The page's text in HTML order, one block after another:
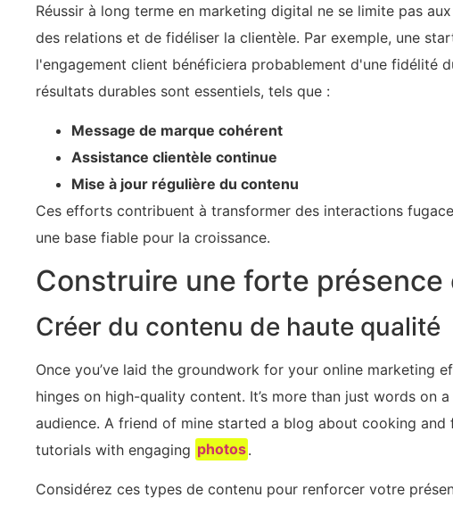
Réussir à long terme en marketing digital ne se limite pas
des relations et de fidéliser la clientèle. Par exemple, une
l'engagement client bénéficiera probablement d'une fidélité
résultats durables sont essentiels, tels que :
Message de marque cohérent
Assistance clientèle continue
Mise à jour régulière du contenu
Ces efforts contribuent à transformer des interactions
une base fiable pour la croissance.
Construire une forte présence
Créer du contenu de haute qualité
Once you’ve laid the groundwork for your online marketing
hinges on high-quality content. It’s more than just words on
audience. A friend of mine started a blog about cooking
tutorials with engaging photos.
Considérez ces types de contenu pour renforcer votre